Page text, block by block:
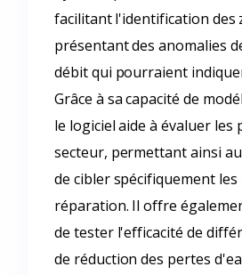
facilitant l'identification des
présentant des anomalies
débit qui pourraient
Grâce à sa capacité de
le logiciel aide à évaluer les
secteur, permettant ainsi
de cibler spécifiquement
réparation. Il offre
de tester l'efficacité de
de réduction des pertes